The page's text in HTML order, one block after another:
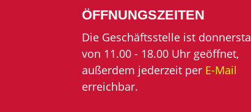
ÖFFNUNGSZEITEN
Die Geschäftsstelle ist
von 11.00 - 18.00 Uhr geöffnet,
außerdem jederzeit per E-Mail
erreichbar.